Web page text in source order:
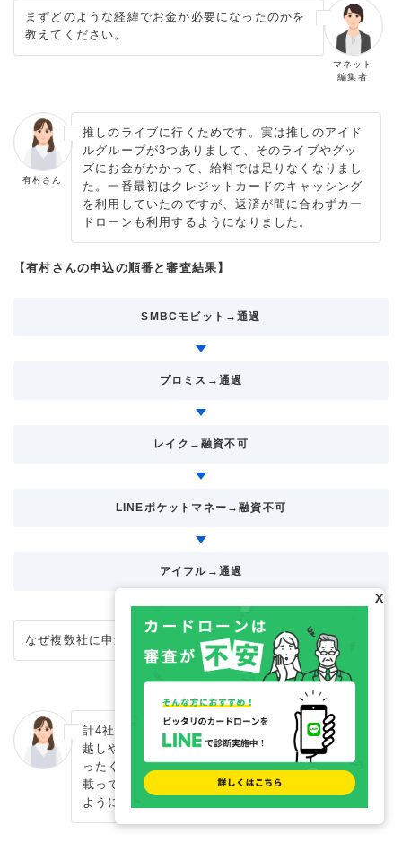
まずどのような経緯でお金が必要になったのかを
教えてください。
マネット
編集者
有村さん
推しのライブに行くためです。実は推しのアイド
ルグループが3つありまして、そのライブやグッ
ズにお金がかかって、給料では足りなくなりまし
た。一番最初はクレジットカードのキャッシング
を利用していたのですが、返済が間に合わずカー
ドローンも利用するようになりました。
【有村さんの申込の順番と審査結果】
SMBCモビット→通過
プロミス→通過
レイク→融資不可
LINEポケットマネー→融資不可
アイフル→通過
なぜ複数社に申込をしたのですか？
計4社からキャッシングをしていたのですが、引
越しや無職などの時期が重なり、次第に返済がま
ったく追いつかなくなったため、まとめサイトに
載っていたカードローンへ手当たり次第申込する
ようになりました。
X